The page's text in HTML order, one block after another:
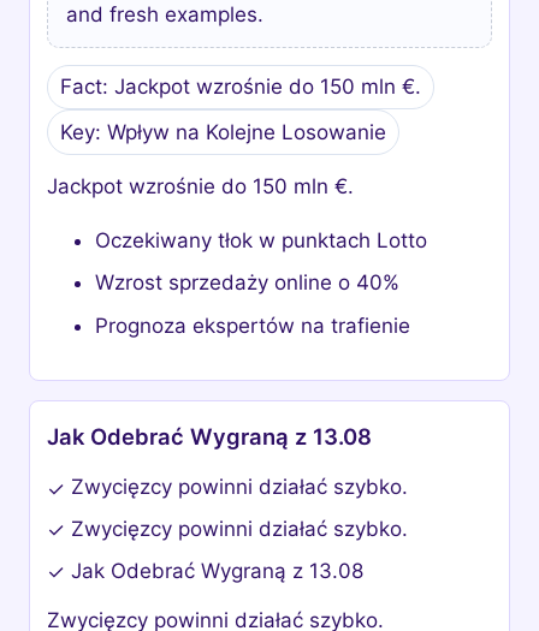
and fresh examples.
Fact: Jackpot wzrośnie do 150 mln €.
Key: Wpływ na Kolejne Losowanie
Jackpot wzrośnie do 150 mln €.
Oczekiwany tłok w punktach Lotto
Wzrost sprzedaży online o 40%
Prognoza ekspertów na trafienie
Jak Odebrać Wygraną z 13.08
✓ Zwycięzcy powinni działać szybko.
✓ Zwycięzcy powinni działać szybko.
✓ Jak Odebrać Wygraną z 13.08
Zwycięzcy powinni działać szybko.